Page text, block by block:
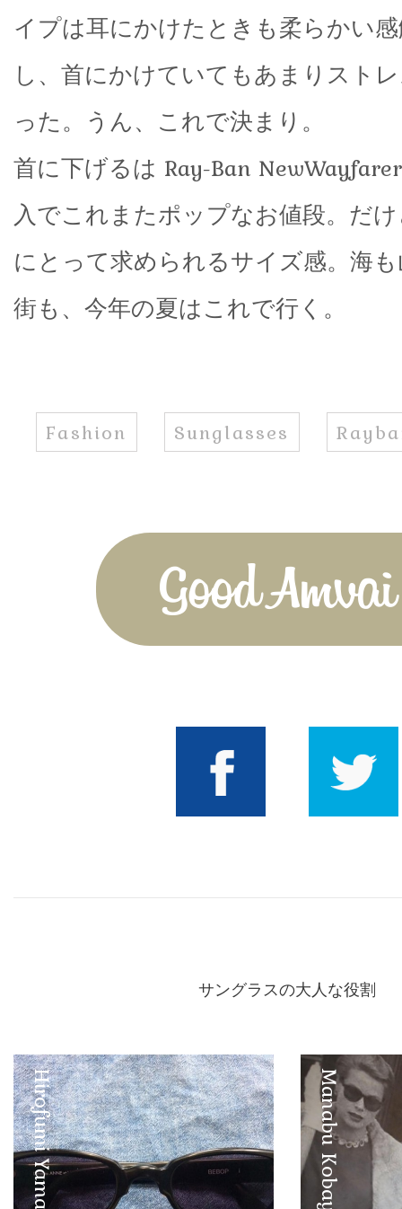
イプは耳にかけたときも柔らかい
し、首にかけていてもあまりスト
った。うん、これで決まり。
首に下げるは Ray-Ban
入でこれまたポップなお値段。だ
にとって求められるサイズ感。海
街も、今年の夏はこれで行く。
Fashion Sunglasses
サングラスの大人な役割
Hirofumi Yamashita Manabu Kobayashi